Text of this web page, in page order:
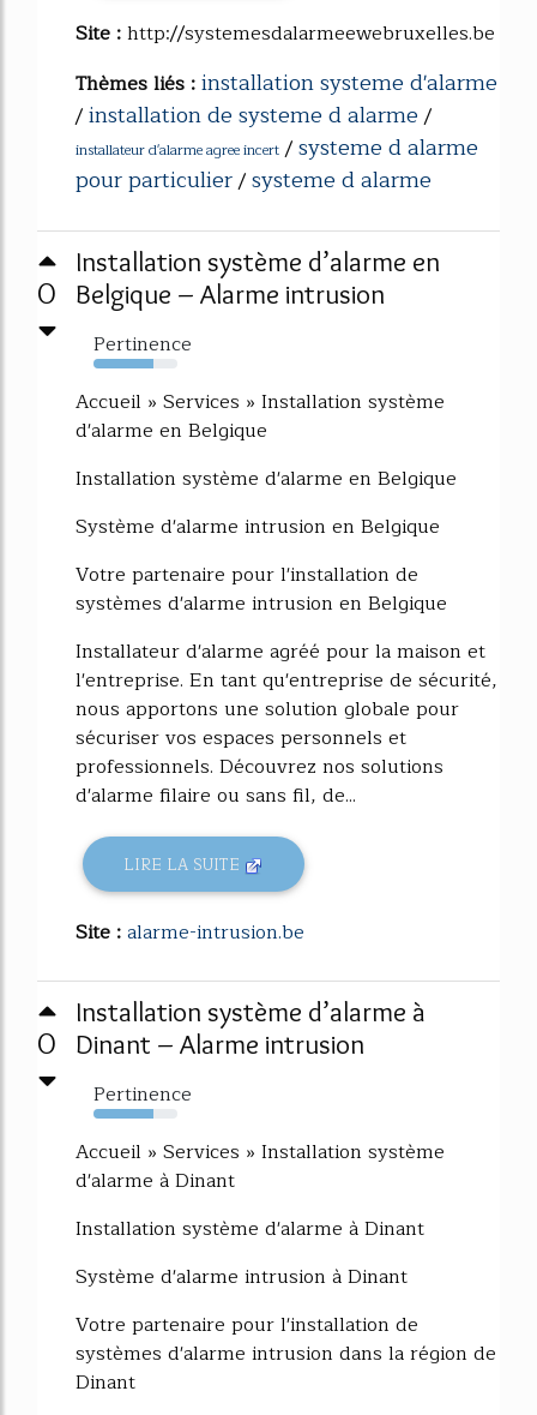
Site :http://systemesdalarmeewebruxelles.be
Thèmes liés :installation systeme d'alarme
/installation de systeme d alarme/
installateur d'alarme agree incert /systeme d alarme
pour particulier/systeme d alarme
0
Installation système d’alarme en
Belgique – Alarme intrusion
Pertinence
71%
Accueil » Services » Installation système
d'alarme en Belgique
Installation système d'alarme en Belgique
Système d'alarme intrusion en Belgique
Votre partenaire pour l'installation de
systèmes d'alarme intrusion en Belgique
Installateur d'alarme agréé pour la maison et
l'entreprise. En tant qu'entreprise de sécurité,
nous apportons une solution globale pour
sécuriser vos espaces personnels et
professionnels. Découvrez nos solutions
d'alarme filaire ou sans fil, de...
LIRE LA SUITE
Site :alarme-intrusion.be
0
Installation système d’alarme à
Dinant – Alarme intrusion
Pertinence
71%
Accueil » Services » Installation système
d'alarme à Dinant
Installation système d'alarme à Dinant
Système d'alarme intrusion à Dinant
Votre partenaire pour l'installation de
systèmes d'alarme intrusion dans la région de
Dinant